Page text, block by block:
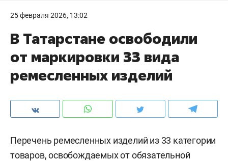
25 февраля 2026, 13:02
В Татарстане освободили
от маркировки 33 вида
ремесленных изделий
Перечень ремесленных изделий из 33 категории
товаров, освобождаемых от обязательной